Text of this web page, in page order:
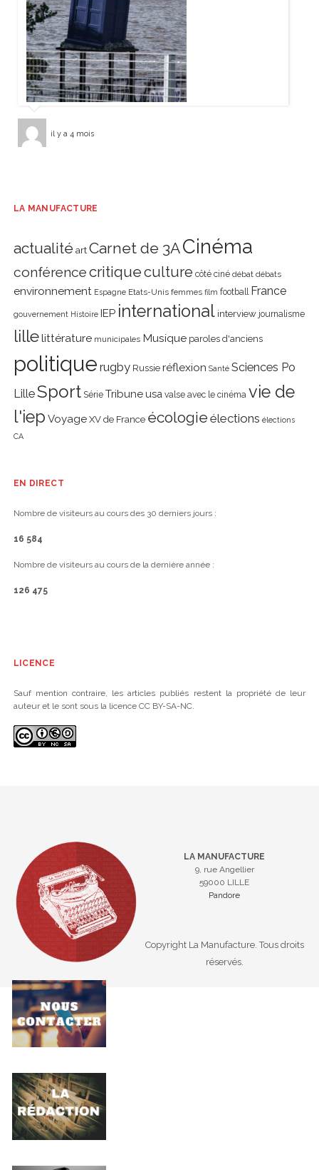
il y a 4 mois
LA MANUFACTURE
actualité art Carnet de 3ACinéma
conférencecritiqueculture côté ciné débat débats
environnement Espagne Etats-Unis femmes film football France
gouvernement Histoire IEP international interview journalisme
lillelittérature municipales Musique paroles d'anciens
politique rugby Russie réflexion Santé Sciences Po
LilleSport Série Tribune usa valse avec le cinéma vie de
l'iep Voyage XV de France écologie élections élections
CA
EN DIRECT
Nombre de visiteurs au cours des 30 derniers jours :
16 584
Nombre de visiteurs au cours de la dernière année :
126 475
LICENCE
Sauf mention contraire, les articles publiés restent la propriété de leur
auteur et le sont sous la licence CC BY-SA-NC.
LA MANUFACTURE
9, rue Angellier
59000 LILLE
Pandore
Copyright La Manufacture. Tous droits
réservés.